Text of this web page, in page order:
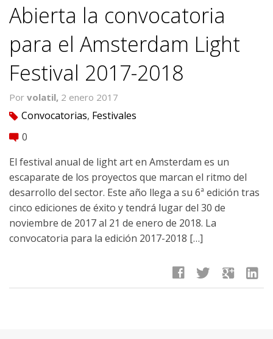
Abierta la convocatoria
para el Amsterdam Light
Festival 2017-2018
Por volatil, 2 enero 2017
tag Convocatorias, Festivales
comment 0
El festival anual de light art en Amsterdam es un
escaparate de los proyectos que marcan el ritmo del
desarrollo del sector. Este año llega a su 6ª edición tras
cinco ediciones de éxito y tendrá lugar del 30 de
noviembre de 2017 al 21 de enero de 2018. La
convocatoria para la edición 2017-2018 […]
facebook twitter google linkedin